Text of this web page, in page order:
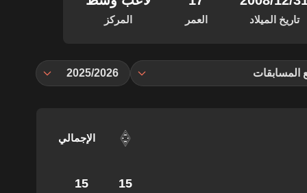
تاريخ الميلاد العمر المركز
المسابقات 2025/2026
الإجمالي
15
15